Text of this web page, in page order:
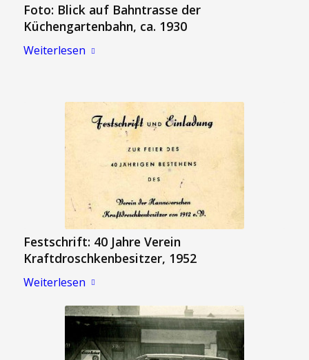
Foto: Blick auf Bahntrasse der
Küchengartenbahn, ca. 1930
Weiterlesen
Festschrift: 40 Jahre Verein
Kraftdroschkenbesitzer, 1952
Weiterlesen